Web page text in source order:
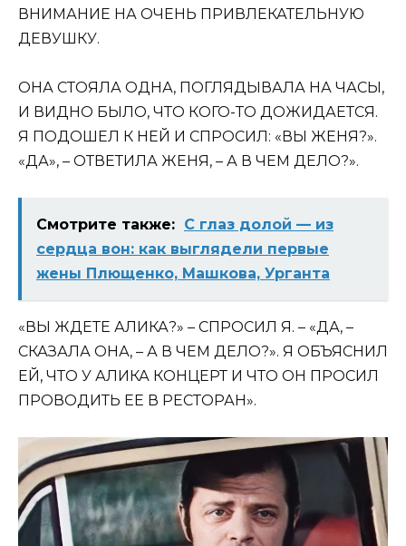
ВНИМАНИЕ НА ОЧЕНЬ ПРИВЛЕКАТЕЛЬНУЮ
ДЕВУШКУ.
ОНА СТОЯЛА ОДНА, ПОГЛЯДЫВАЛА НА ЧАСЫ,
И ВИДНО БЫЛО, ЧТО КОГО-ТО ДОЖИДАЕТСЯ.
Я ПОДОШЕЛ К НЕЙ И СПРОСИЛ: «ВЫ ЖЕНЯ?».
«ДА», – ОТВЕТИЛА ЖЕНЯ, – А В ЧЕМ ДЕЛО?».
Смотрите также: С глаз долой — из
сердца вон: как выглядели первые
жены Плющенко, Машкова, Урганта
«ВЫ ЖДЕТЕ АЛИКА?» – СПРОСИЛ Я. – «ДА, –
СКАЗАЛА ОНА, – А В ЧЕМ ДЕЛО?». Я ОБЪЯСНИЛ
ЕЙ, ЧТО У АЛИКА КОНЦЕРТ И ЧТО ОН ПРОСИЛ
ПРОВОДИТЬ ЕЕ В РЕСТОРАН».